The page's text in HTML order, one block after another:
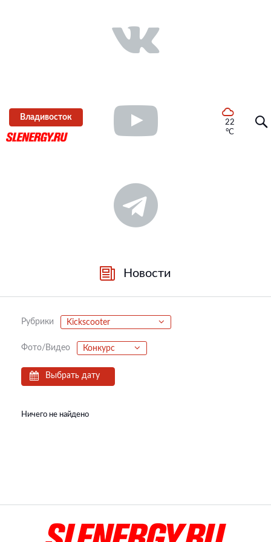
Владивосток
22
°C
Новости
Рубрики Kickscooter
Фото/Видео Конкурс
Выбрать дату
Ничего не найдено